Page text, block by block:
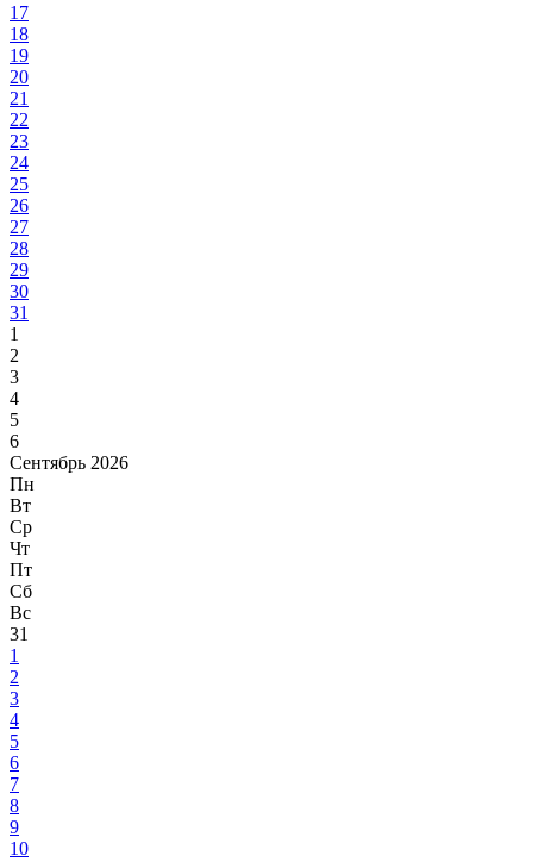
17
18
19
20
21
22
23
24
25
26
27
28
29
30
31
1
2
3
4
5
6
Сентябрь 2026
Пн
Вт
Ср
Чт
Пт
Сб
Вс
31
1
2
3
4
5
6
7
8
9
10